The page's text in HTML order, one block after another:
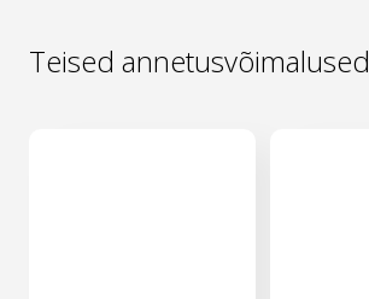
Teised annetusvõimalused